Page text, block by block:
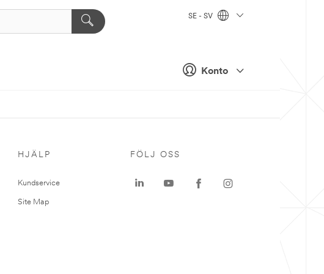
Konto
SE - SV
HJÄLP
Kundservice
Site Map
FÖLJ OSS